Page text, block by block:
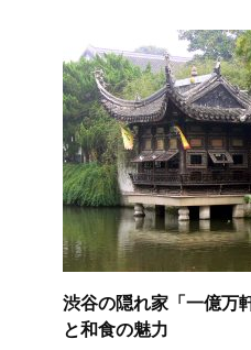
渋谷の隠れ家「一億万
と和食の魅力